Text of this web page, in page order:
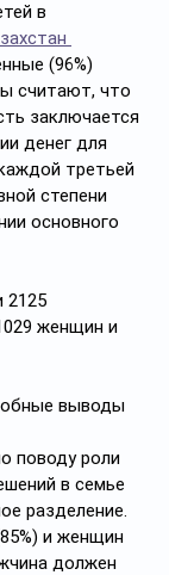
в
(96%)
считают, что
заключается
денег для
третьей
степени
основного
2125
женщин и
выводы
поводу роли
в семье
разделение.
и женщин
должен